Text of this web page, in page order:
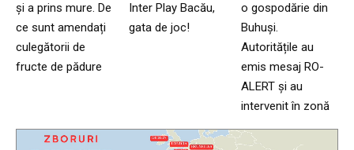
și a prins mure. De
ce sunt amendați
culegătorii de
fructe de pădure
Inter Play Bacău,
gata de joc!
o gospodărie din
Buhuși.
Autoritățile au
emis mesaj RO-
ALERT și au
intervenit în zonă